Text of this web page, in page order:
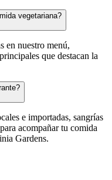
vegetariana?
en nuestro menú,
que destacan la
e importadas, sangrías
acompañar tu comida
Gardens.